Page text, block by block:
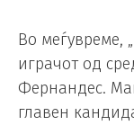
Во меѓувреме,
играчот од
Фернандес.
главен